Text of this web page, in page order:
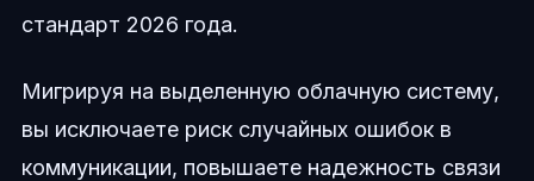
стандарт 2026 года.
Мигрируя на выделенную облачную систему,
вы исключаете риск случайных ошибок в
коммуникации, повышаете надежность связи